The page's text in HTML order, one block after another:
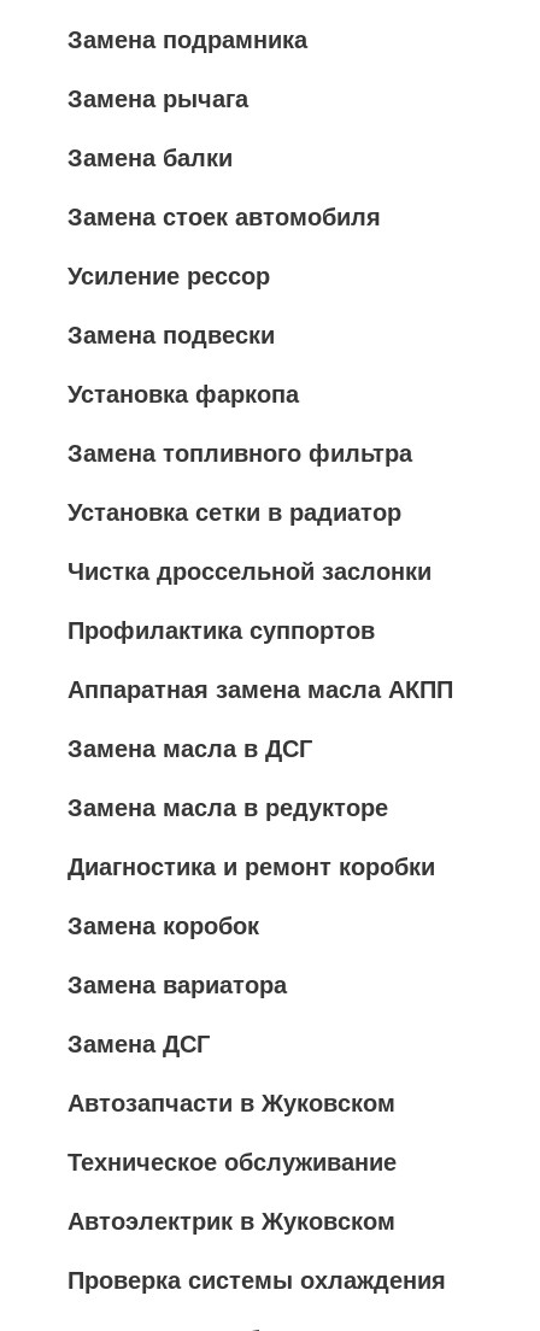
Замена подрамника
Замена рычага
Замена балки
Замена стоек автомобиля
Усиление рессор
Замена подвески
Установка фаркопа
Замена топливного фильтра
Установка сетки в радиатор
Чистка дроссельной заслонки
Профилактика суппортов
Аппаратная замена масла АКПП
Замена масла в ДСГ
Замена масла в редукторе
Диагностика и ремонт коробки
Замена коробок
Замена вариатора
Замена ДСГ
Автозапчасти в Жуковском
Техническое обслуживание
Автоэлектрик в Жуковском
Проверка системы охлаждения